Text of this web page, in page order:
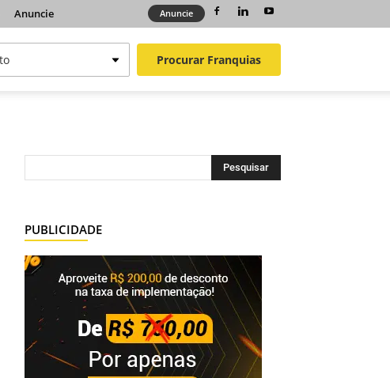
Anuncie Anuncie
Procurar Franquias
PUBLICIDADE